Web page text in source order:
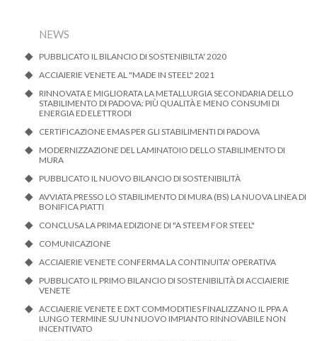
NEWS
PUBBLICATO IL BILANCIO DI SOSTENIBILTA' 2020
ACCIAIERIE VENETE AL "MADE IN STEEL" 2021
RINNOVATA E MIGLIORATA LA METALLURGIA SECONDARIA DELLO
STABILIMENTO DI PADOVA: PIÙ QUALITÀ E MENO CONSUMI DI
ENERGIA ED ELETTRODI
CERTIFICAZIONE EMAS PER GLI STABILIMENTI DI PADOVA
MODERNIZZAZIONE DEL LAMINATOIO DELLO STABILIMENTO DI
MURA
PUBBLICATO IL NUOVO BILANCIO DI SOSTENIBILITÀ
AVVIATA PRESSO LO STABILIMENTO DI MURA (BS) LA NUOVA LINEA DI
BONIFICA PIATTI
CONCLUSA LA PRIMA EDIZIONE DI "A STEEM FOR STEEL"
COMUNICAZIONE
ACCIAIERIE VENETE CONFERMA LA CONTINUITA' OPERATIVA
PUBBLICATO IL PRIMO BILANCIO DI SOSTENIBILITÀ DI ACCIAIERIE
VENETE
ACCIAIERIE VENETE E DXT COMMODITIES FINALIZZANO IL PPA A
LUNGO TERMINE SU UN NUOVO IMPIANTO RINNOVABILE NON
INCENTIVATO